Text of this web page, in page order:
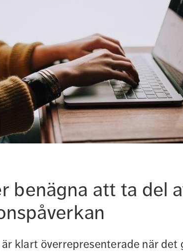
benägna att ta del
klart överrepresenterade när det